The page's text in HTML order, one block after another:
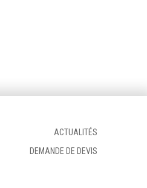
ACTUALITÉS
DEMANDE DE DEVIS